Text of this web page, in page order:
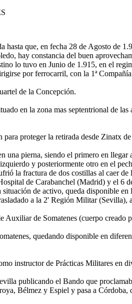
que, en fecha 28 de Agosto de
hay constancia del buen
lo tuvo en Junio de 1.915, en el
por ferrocarril, con la 1ª
de la Concepción.
en la zona mas septentrional de
proteger la retirada desde Zinatx
una pierna, siendo el primero en
y posteriormente otro en el
la fractura de dos costillas al caer
de Carabanchel (Madrid) y el 6
de activo, queda disponible
a la 2' Región Militar (Sevilla),
Auxiliar de Somatenes (cuerpo
quedando disponible en
instructor de Prácticas Militares en
publicando el Bando que
Bélmez y Espiel y pasa a Córdoba,